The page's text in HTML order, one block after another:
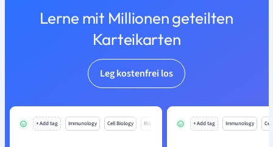
Lerne mit Millionen geteilten
Karteikarten
Leg kostenfrei los
+ Add tag Immunology Cell Biology Mo + Add tag Immunology